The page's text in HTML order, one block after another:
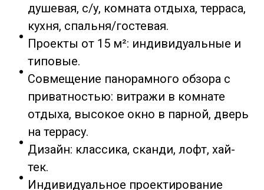
душевая, с/у, комната отдыха, терраса,
кухня, спальня/гостевая.
Проекты от 15 м²: индивидуальные и
типовые.
Совмещение панорамного обзора с
приватностью: витражи в комнате
отдыха, высокое окно в парной, дверь
на террасу.
Дизайн: классика, сканди, лофт, хай-
тек.
Индивидуальное проектирование